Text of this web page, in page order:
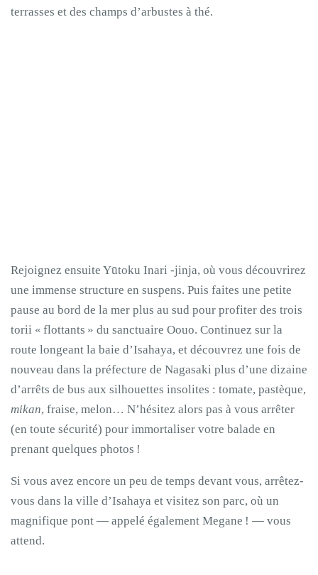
terrasses et des champs d’arbustes à thé.
Rejoignez ensuite Yūtoku Inari -jinja, où vous découvrirez
une immense structure en suspens. Puis faites une petite
pause au bord de la mer plus au sud pour profiter des trois
torii « flottants » du sanctuaire Oouo. Continuez sur la
route longeant la baie d’Isahaya, et découvrez une fois de
nouveau dans la préfecture de Nagasaki plus d’une dizaine
d’arrêts de bus aux silhouettes insolites : tomate, pastèque,
mikan, fraise, melon… N’hésitez alors pas à vous arrêter
(en toute sécurité) pour immortaliser votre balade en
prenant quelques photos !
Si vous avez encore un peu de temps devant vous, arrêtez-
vous dans la ville d’Isahaya et visitez son parc, où un
magnifique pont — appelé également Megane ! — vous
attend.